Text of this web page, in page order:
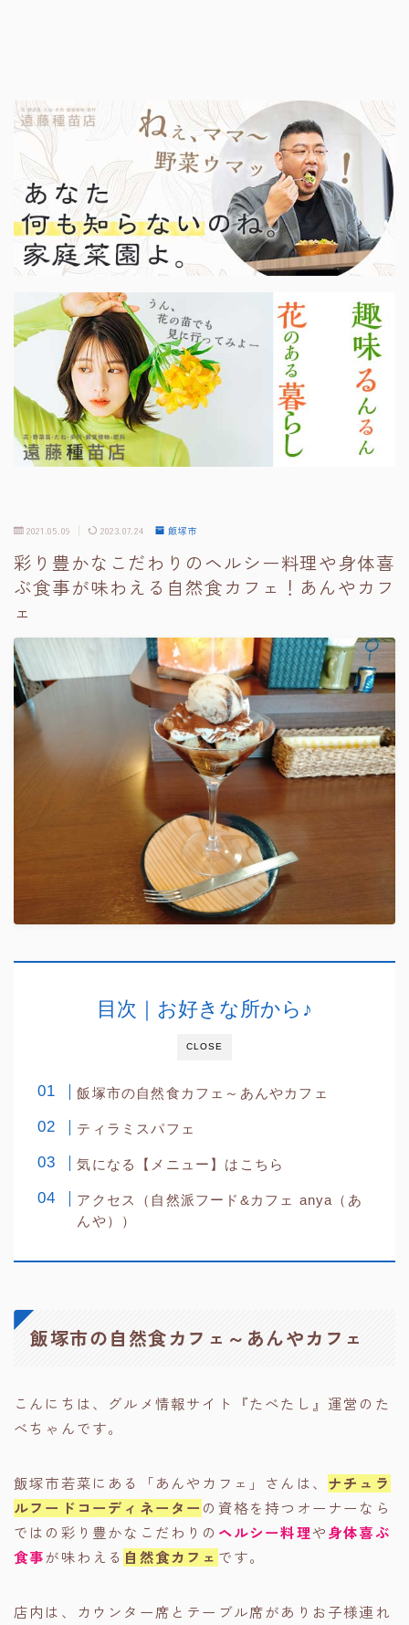
2021.05.09 2023.07.24 飯塚市
彩り豊かなこだわりのヘルシー料理や身体喜
ぶ食事が味わえる自然食カフェ！あんやカフ
ェ
CLOSE
目次｜お好きな所から♪
飯塚市の自然食カフェ～あんやカフェ
ティラミスパフェ
気になる【メニュー】はこちら
アクセス（自然派フード&カフェ anya（あ
んや））
飯塚市の自然食カフェ～あんやカフェ
こんにちは、グルメ情報サイト『たべたし』運営のた
べちゃんです。
飯塚市若菜にある「あんやカフェ」さんは、 ナチュラ
ルフードコーディネーター の資格を持つオーナーなら
ではの彩り豊かなこだわりの ヘルシー料理や身体喜ぶ
食事が味わえる 自然食カフェ です。
店内は、カウンター席とテーブル席がありお子様連れ